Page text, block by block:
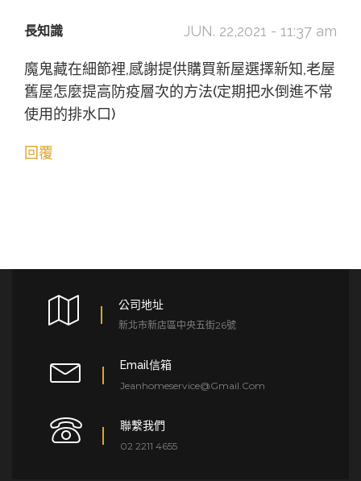
JUN. 22,2021 - 11:37 am
長知識
魔鬼藏在細節裡,感謝提供購買新屋選擇新知,老屋
舊屋怎麼提高防疫層次的方法(定期把水倒進不常
使用的排水口)
回覆
公司地址
新北市新店區中央五街26號
Email信箱
Jeanhomeservice@gmail.com
聯繫我們
02 2211 4655